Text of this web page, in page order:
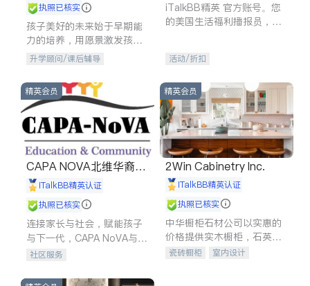
执照已核实
孩子美好的未来始于早期能
力的培养，用愿景激发孩子
的学习潜力和动力。理念：
石。
升学顾问/课后辅导
iTalkBB精英 官方账号。您
的美国生活福利播报员，精
专属福利。
活动/折扣
精英会员
CAPA NOVA北维华裔家
长会iTalkBB精英认证
执照已核实
连接家长与社会，赋能孩子
与下一代，CAPA NoVA与您
携手建设包容、公平、充满
社区服务
精英会员
2Win Cabinetry Inc.
iTalkBB精英认证
执照已核实
中华橱柜石材公司以实惠的
价格提供实木橱柜，石英石
台面，多种优质不锈钢水
瓷砖橱柜
室内设计